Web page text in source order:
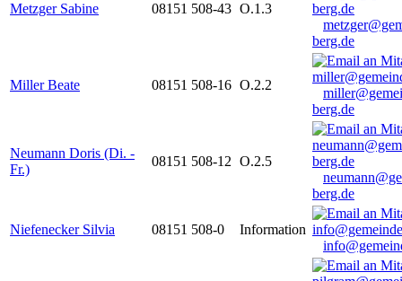
Metzger Sabine 08151 508-43 O.1.3
berg.de
Miller Beate 08151 508-16 O.2.2
berg.de
Neumann Doris (Di. -
Fr.)
08151 508-12 O.2.5
berg.de
Niefenecker Silvia 08151 508-0
Information